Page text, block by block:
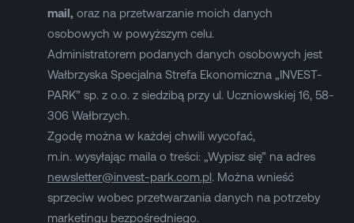
mail, oraz na przetwarzanie moich danych
osobowych w powyższym celu.
Administratorem podanych danych osobowych jest
Wałbrzyska Specjalna Strefa Ekonomiczna „INVEST-
PARK” sp. z o.o. z siedzibą przy ul. Uczniowskiej 16, 58-
306 Wałbrzych.
Zgodę można w każdej chwili wycofać,
m.in. wysyłając maila o treści: „Wypisz się” na adres
newsletter@invest-park.com.pl. Można wnieść
sprzeciw wobec przetwarzania danych na potrzeby
marketingu bezpośredniego.